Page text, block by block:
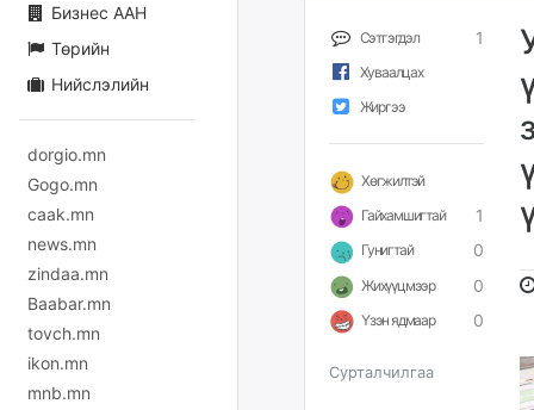
Бизнес ААН
Төрийн
Нийслэлийн
dorgio.mn
Gogo.mn
caak.mn
news.mn
zindaa.mn
Baabar.mn
tovch.mn
ikon.mn
mnb.mn
Сэтгэгдэл 1
Хуваалцах
Жиргээ
Хөгжилтэй
Гайхамшигтай
1
Гунигтай 0
Жихүүцмээр 0
Үзэн ядмаар 0
Сурталчилгаа